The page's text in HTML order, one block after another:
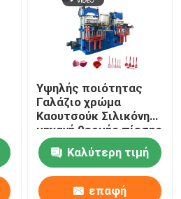
Υψηλής ποιότητας
Γαλάζιο χρώμα
Καουτσούκ Σιλικόνη
μηχανή θερμής πίεσης
για την κατασκευή
προϊόντων κουζίνας
ανταλλακτικά
αυτοκινήτων
Καλύτερη τιμή
επαφή